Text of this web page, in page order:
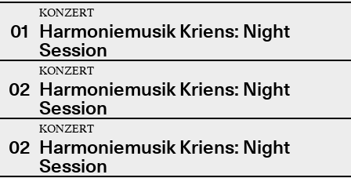
01
KONZERT
Harmoniemusik Kriens: Night
Session
02
KONZERT
Harmoniemusik Kriens: Night
Session
02
KONZERT
Harmoniemusik Kriens: Night
Session